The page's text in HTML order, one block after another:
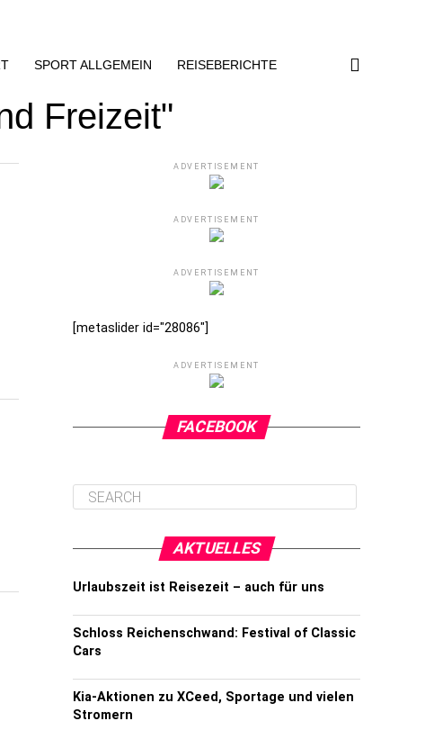
SPORT ALLGEMEIN REISEBERICHTE
Freizeit"
ADVERTISEMENT
ADVERTISEMENT
ADVERTISEMENT
[metaslider id="28086"]
ADVERTISEMENT
FACEBOOK
AKTUELLES
Urlaubszeit ist Reisezeit – auch für uns
Schloss Reichenschwand: Festival of Classic
Cars
Kia-Aktionen zu XCeed, Sportage und vielen
Stromern